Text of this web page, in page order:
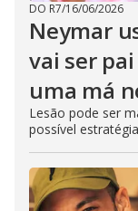
DO R7/16/06/2026
Neymar
vai ser
uma má
Lesão pode ser
possível